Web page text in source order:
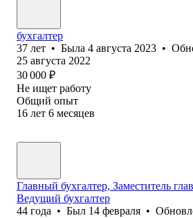
бухгалтер
37 лет • Была 4 августа 2023 •
25 августа 2022
30 000 ₽
Не ищет работу
Общий опыт
16 лет 6 месяцев
Главный бухгалтер, Заместитель
Ведущий бухгалтер
44 года • Был 14 февраля •